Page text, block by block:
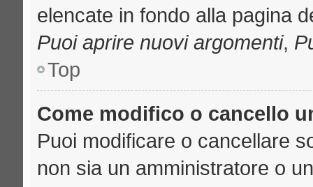
elencate in fondo alla pagina
Puoi aprire nuovi argomenti,
Top
Come modifico o cancello
Puoi modificare o cancellare
non sia un amministratore o